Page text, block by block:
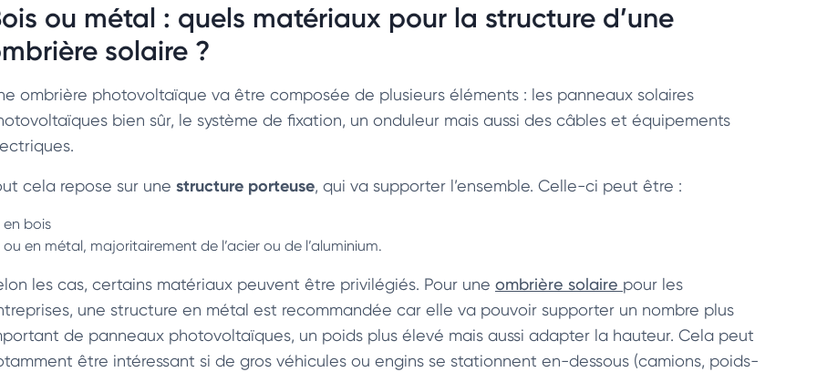
ou métal : quels matériaux pour la structure d’une
solaire ?
ombrière photovoltaïque va être composée de plusieurs éléments : les panneaux solaires
bien sûr, le système de fixation, un onduleur mais aussi des câbles et équipements
cela repose sur une structure porteuse, qui va supporter l’ensemble. Celle-ci peut être :
en bois
ou en métal, majoritairement de l’acier ou de l’aluminium.
les cas, certains matériaux peuvent être privilégiés. Pour une ombrière solaire pour les
une structure en métal est recommandée car elle va pouvoir supporter un nombre plus
de panneaux photovoltaïques, un poids plus élevé mais aussi adapter la hauteur. Cela peut
être intéressant si de gros véhicules ou engins se stationnent en-dessous (camions, poids-